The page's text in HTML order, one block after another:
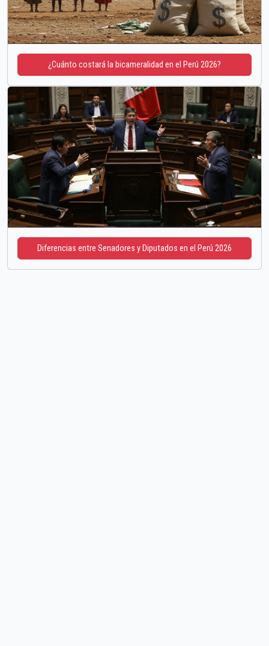
¿Cuánto costará la bicameralidad en el Perú 2026?
Diferencias entre Senadores y Diputados en el Perú 2026